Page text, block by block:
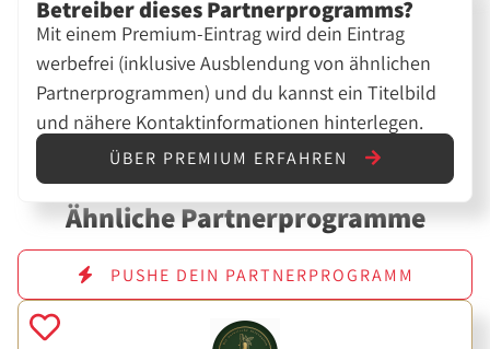
Betreiber dieses Partnerprogramms?
Mit einem Premium-Eintrag wird dein Eintrag
werbefrei (inklusive Ausblendung von ähnlichen
Partnerprogrammen) und du kannst ein Titelbild
und nähere Kontaktinformationen hinterlegen.
ÜBER PREMIUM ERFAHREN
Ähnliche Partnerprogramme
PUSHE DEIN PARTNERPROGRAMM